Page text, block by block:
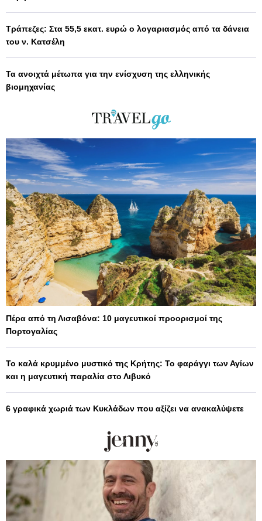
Τράπεζες: Στα 55,5 εκατ. ευρώ ο λογαριασμός από τα δάνεια
του ν. Κατσέλη
Τα ανοιχτά μέτωπα για την ενίσχυση της ελληνικής
βιομηχανίας
Πέρα από τη Λισαβόνα: 10 μαγευτικοί προορισμοί της
Πορτογαλίας
Το καλά κρυμμένο μυστικό της Κρήτης: Το φαράγγι των Αγίων
και η μαγευτική παραλία στο Λιβυκό
6 γραφικά χωριά των Κυκλάδων που αξίζει να ανακαλύψετε